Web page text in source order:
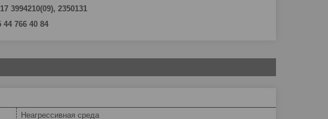
3994210(09), 2350131
44 766 40 84
Неагрессивная среда